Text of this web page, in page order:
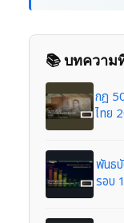
📚 บทความ
กฎ
ไทย
พันธบั
รอบ